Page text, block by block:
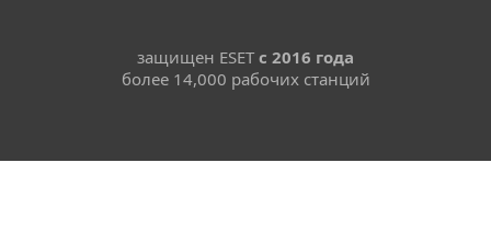
защищен ESET с 2016 года
более 14,000 рабочих станций